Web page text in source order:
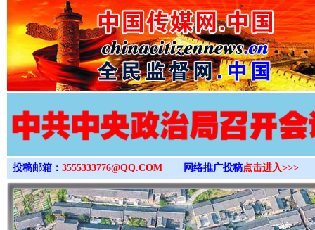
>
投稿邮箱： 3555333776@QQ.COM 网络推广投稿点击进入>>>